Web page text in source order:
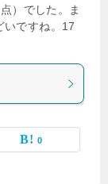
）でした。ま
いですね。17
0